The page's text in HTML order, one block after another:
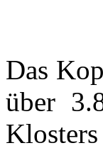
Das
über